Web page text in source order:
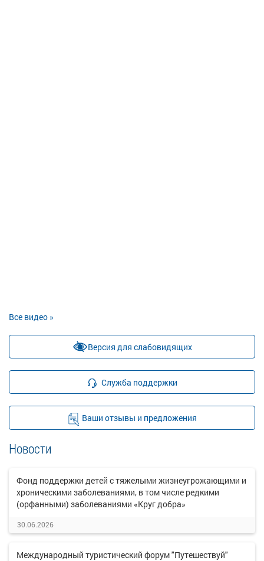
Все видео »
Версия для слабовидящих
Служба поддержки
Ваши отзывы и предложения
Новости
Фонд поддержки детей с тяжелыми жизнеугрожающими и
хроническими заболеваниями, в том числе редкими
(орфанными) заболеваниями «Круг добра»
30.06.2026
Международный туристический форум "Путешествуй"